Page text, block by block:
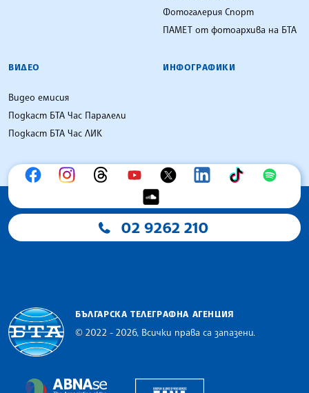
Фотогалерия Спорт
ПАМЕТ от фотоархива на БТА
ВИДЕО
Видео емисия
Подкаст БТА Час Паралели
Подкаст БТА Час ЛИК
ИНФОГРАФИКИ
02 9262 210
БЪЛГАРСКА ТЕЛЕГРАФНА АГЕНЦИЯ
© 2022 - 2026, Всички права са запазени.
The Assocoation of the Balkan News Agencies